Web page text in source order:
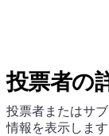
投票者の
投票者またはサ
情報を表示しま